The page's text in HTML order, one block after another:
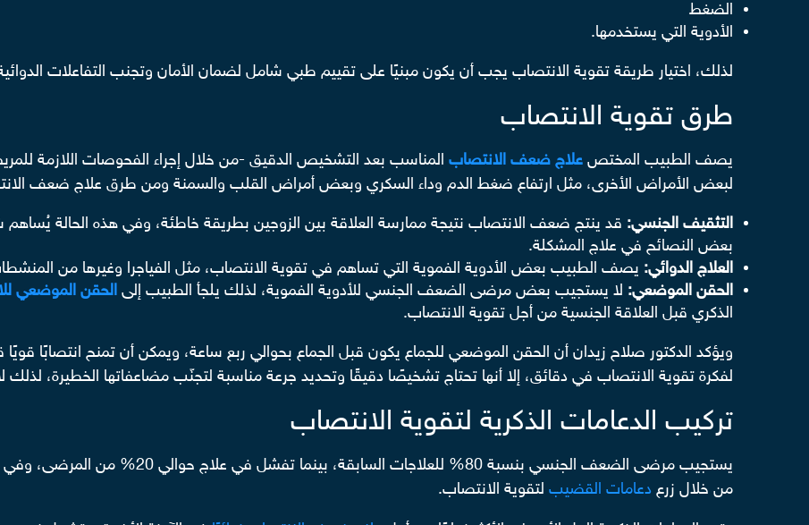
الضغط
الأدوية التي يستخدمها.
لذلك، اختيار طريقة تقوية الانتصاب يجب أن يكون مبنيًا على تقييم طبي شامل لضمان الأمان وتجنب التفاعلات
طرق تقوية الانتصاب
يصف الطبيب المختص علاج ضعف الانتصابالمناسب بعد التشخيص الدقيق -من خلال إجراء الفحوصات اللازمة
لبعض الأمراض الأخرى، مثل ارتفاع ضغط الدم وداء السكري وبعض أمراض القلب والسمنة ومن طرق علاج ضعف
التثقيف الجنسي: قد ينتج ضعف الانتصاب نتيجة ممارسة العلاقة بين الزوجين بطريقة خاطئة، وفي هذه الحالة يُساهم
بعض النصائح في علاج المشكلة.
العلاج الدوائي: يصف الطبيب بعض الأدوية الفموية التي تساهم في تقوية الانتصاب، مثل الفياجرا وغيرها من
الحقن الموضعي: لا يستجيب بعض مرضى الضعف الجنسي للأدوية الفموية، لذلك يلجأ الطبيب إلى الحقن الموضعي
الذكري قبل العلاقة الجنسية من أجل تقوية الانتصاب.
ويؤكد الدكتور صلاح زيدان أن الحقن الموضعي للجماع يكون قبل الجماع بحوالي ربع ساعة، ويمكن أن تمنح انتصابًا قويًا
لفكرة تقوية الانتصاب في دقائق، إلا أنها تحتاج تشخيصًا دقيقًا وتحديد جرعة مناسبة لتجنّب مضاعفاتها الخطيرة،
تركيب الدعامات الذكرية لتقوية الانتصاب
يستجيب مرضى الضعف الجنسي بنسبة 80%
من خلال زرع دعامات القضيبلتقوية الانتصاب.